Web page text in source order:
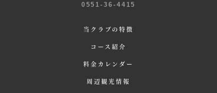
0551-36-4415
当クラブの特徴
コース紹介
料金カレンダー
周辺観光情報